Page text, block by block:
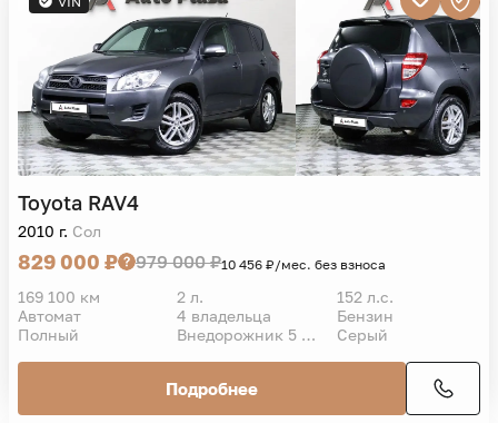
Toyota RAV4
2010 г. Сол
829 000 ₽ 979 000 ₽10 456 ₽/мес. без взноса
169 100 км 2 л.
152 л.с.
Автомат
4 владельца
Бензин
Полный
Внедорожник 5 дв. Серый
Подробнее